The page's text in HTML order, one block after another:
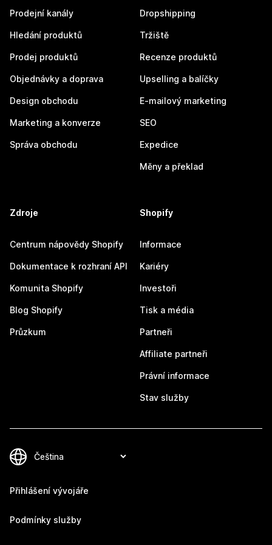
Prodejní kanály
Hledání produktů
Prodej produktů
Objednávky a doprava
Design obchodu
Marketing a konverze
Správa obchodu
Dropshipping
Tržiště
Recenze produktů
Upselling a balíčky
E-mailový marketing
SEO
Expedice
Měny a překlad
Zdroje
Centrum nápovědy Shopify
Dokumentace k rozhraní API
Komunita Shopify
Blog Shopify
Průzkum
Shopify
Informace
Kariéry
Investoři
Tisk a média
Partneři
Affiliate partneři
Právní informace
Stav služby
Přihlášení vývojáře
Podmínky služby